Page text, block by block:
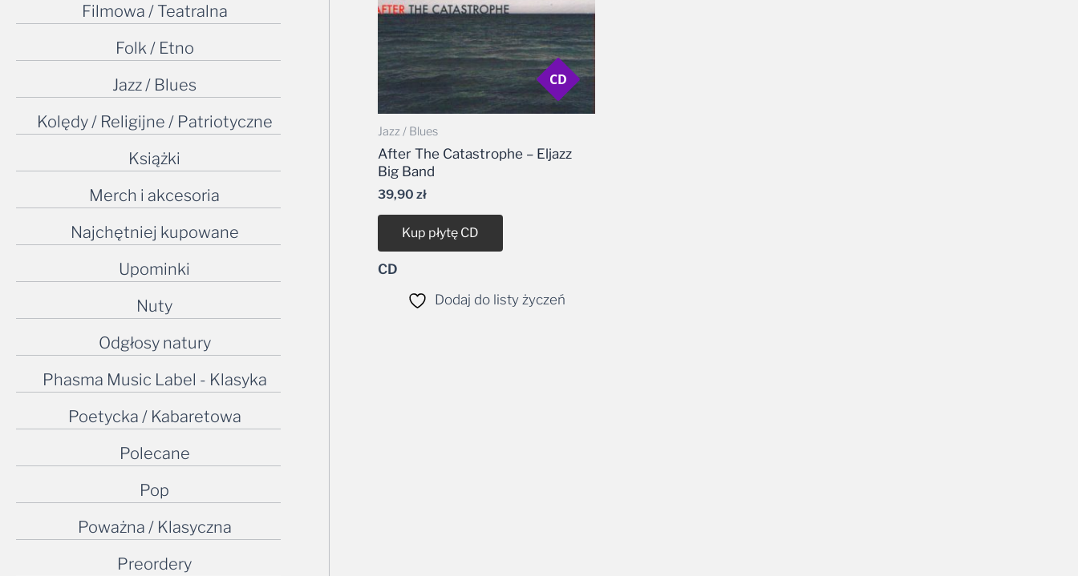
Filmowa / Teatralna
Folk / Etno
Jazz / Blues
Kolędy / Religijne / Patriotyczne
Książki
Merch i akcesoria
Najchętniej kupowane
Upominki
Nuty
Odgłosy natury
Phasma Music Label - Klasyka
Poetycka / Kabaretowa
Polecane
Pop
Poważna / Klasyczna
Preordery
CD
Jazz / Blues
After The Catastrophe – Eljazz
Big Band
39,90zł
Kup płytę CD
CD
Dodaj do listy życzeń